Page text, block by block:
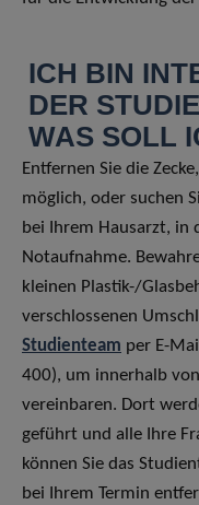
ICH BIN
DER
WAS SOLL
Entfernen Sie die
möglich, oder suchen
bei Ihrem Hausarzt, in
Notaufnahme.
kleinen Plastik-/
verschlossenen
Studienteam per E-
400), um innerhalb
vereinbaren. Dort
geführt und alle Ihre
können Sie das
bei Ihrem Termin